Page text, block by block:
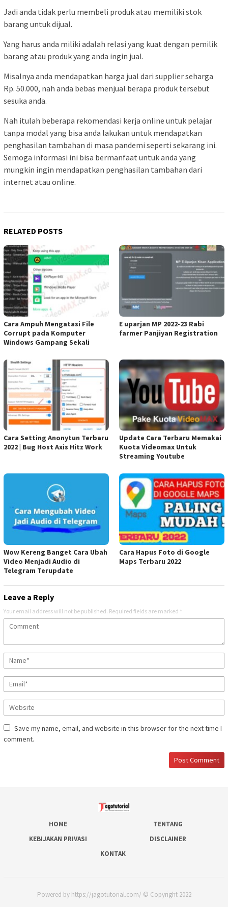
Jadi anda tidak perlu membeli produk atau memiliki stok
barang untuk dijual.
Yang harus anda miliki adalah relasi yang kuat dengan pemilik
barang atau produk yang anda ingin jual.
Misalnya anda mendapatkan harga jual dari supplier seharga
Rp. 50.000, nah anda bebas menjual berapa produk tersebut
sesuka anda.
Nah itulah beberapa rekomendasi kerja online untuk pelajar
tanpa modal yang bisa anda lakukan untuk mendapatkan
penghasilan tambahan di masa pandemi seperti sekarang ini.
Semoga informasi ini bisa bermanfaat untuk anda yang
mungkin ingin mendapatkan penghasilan tambahan dari
internet atau online.
RELATED POSTS
Cara Ampuh Mengatasi File
Corrupt pada Komputer
Windows Gampang Sekali
E uparjan MP 2022-23 Rabi
farmer Panjiyan Registration
Cara Setting Anonytun Terbaru
2022 | Bug Host Axis Hitz Work
Update Cara Terbaru Memakai
Kuota Videomax Untuk
Streaming Youtube
Wow Kereng Banget Cara Ubah
Video Menjadi Audio di
Telegram Terupdate
Cara Hapus Foto di Google
Maps Terbaru 2022
Leave a Reply
Your email address will not be published. Required fields are marked *
Save my name, email, and website in this browser for the next time I
comment.
HOME
TENTANG
KEBIJAKAN PRIVASI
DISCLAIMER
KONTAK
Powered by https://jagotutorial.com/ © Copyright 2022